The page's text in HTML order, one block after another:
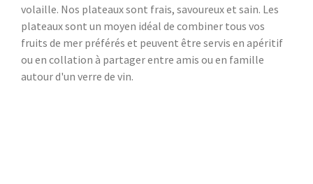
volaille. Nos plateaux sont frais, savoureux et sain. Les
plateaux sont un moyen idéal de combiner tous vos
fruits de mer préférés et peuvent être servis en apéritif
ou en collation à partager entre amis ou en famille
autour d'un verre de vin.